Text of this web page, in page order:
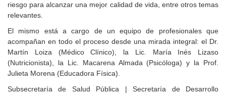
riesgo para alcanzar una mejor calidad de vida, entre otros temas
relevantes.
El mismo está a cargo de un equipo de profesionales que
acompañan en todo el proceso desde una mirada integral: el Dr.
Martín Loiza (Médico Clínico), la Lic. María Inés Lizaso
(Nutricionista), la Lic. Macarena Almada (Psicóloga) y la Prof.
Julieta Morena (Educadora Física).
Subsecretaría de Salud Pública | Secretaría de Desarrollo